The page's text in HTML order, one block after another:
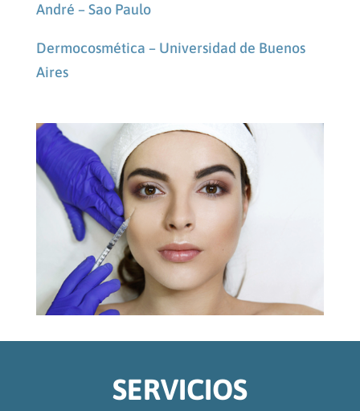
André – Sao Paulo
Dermocosmética – Universidad de Buenos
Aires
SERVICIOS